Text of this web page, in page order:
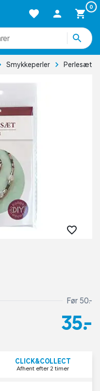
0
Smykkeperler Perlesæt
Før 50,-
35,-
CLICK&COLLECT
Afhent efter 2 timer